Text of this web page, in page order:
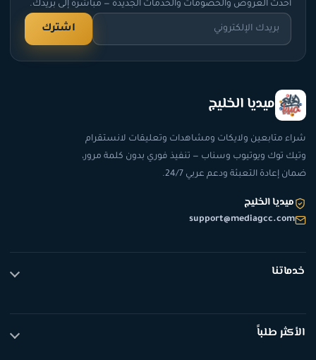
أحدث العروض والخصومات والخدمات الجديدة — مباشرة إلى بريدك.
اشترك
ميديا الخليج
شراء متابعين ولايكات ومشاهدات وتعليقات لانستقرام
وتيك توك ويوتيوب وسناب — تنفيذ فوري بدون كلمة مرور،
ضمان إعادة التعبئة ودعم عربي 24/7.
ميديا الخليج
support@mediagcc.com
خدماتنا
يوتيوب
الأكثر طلباً